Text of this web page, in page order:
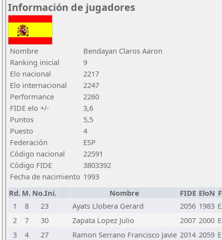
Información de jugadores
Nombre
Bendayan Claros Aaron
Ranking inicial
9
Elo nacional
2217
Elo internacional
2247
Performance
2260
FIDE elo +/-
3,6
Puntos
5,5
Puesto
4
Federación
ESP
Código nacional
22591
Código FIDE
3803392
Fecha de nacimiento 1993
Rd. M. No.Ini. Nombre FIDE EloN
1
8 23 Ayats Llobera Gerard 2056 1983
2
7 30 Zapata Lopez Julio 2007 2000
3
4 27 Ramon Serrano Francisco Javie 2014 2059